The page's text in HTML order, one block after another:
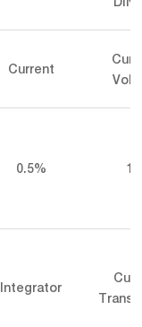
Current
0.5%
Integrator